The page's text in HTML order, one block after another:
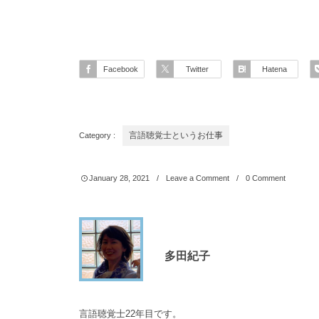
Facebook Twitter Hatena
Category : 言語聴覚士というお仕事
January 28 ,2021 Leave a Comment 0 Comment
多田紀子
言語聴覚士22年目です。